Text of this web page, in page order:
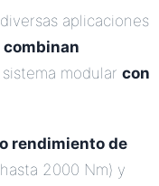
aplicaciones
combinan
modular con
rendimiento de
2000 Nm) y